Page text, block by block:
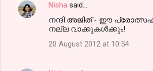
Nisha said…
നന്ദി അജിത്‌ - ഈ
നല്ല വാക്കുകള്‍ക്കും!
20 August 2012 at 10:54